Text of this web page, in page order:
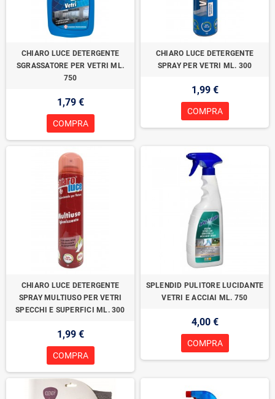
CHIARO LUCE DETERGENTE
SGRASSATORE PER VETRI ML.
750
1,79 €
COMPRA
CHIARO LUCE DETERGENTE
SPRAY PER VETRI ML. 300
1,99 €
COMPRA
CHIARO LUCE DETERGENTE
SPRAY MULTIUSO PER VETRI
SPECCHI E SUPERFICI ML. 300
1,99 €
COMPRA
SPLENDID PULITORE LUCIDANTE
VETRI E ACCIAI ML. 750
4,00 €
COMPRA